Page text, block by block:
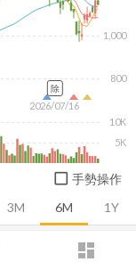
dashboard
登入
3M 6M 1Y
2026/07/16
800
1,000
5K
10K
除
手勢操作
財務報